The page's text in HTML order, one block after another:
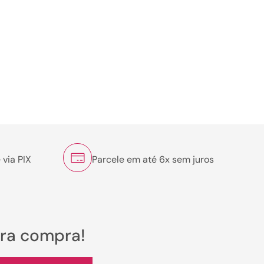
PIX Parcele em até 6x sem juros
compra!